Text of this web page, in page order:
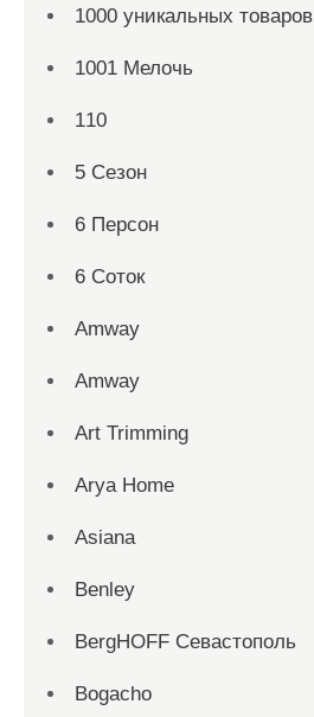
1000 уникальных товаров
1001 Мелочь
110
5 Сезон
6 Персон
6 Соток
Amway
Amway
Art Trimming
Arya Home
Asiana
Benley
BergHOFF Севастополь
Bogacho